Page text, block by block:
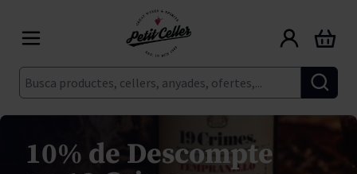
Cerca
Cart
10% de Descompte